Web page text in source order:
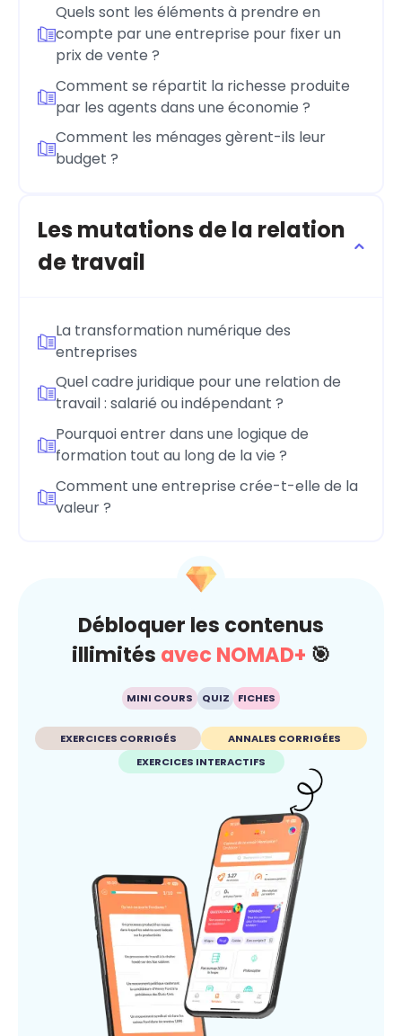
Quels sont les éléments à prendre en
compte par une entreprise pour fixer un
prix de vente ?
Comment se répartit la richesse produite
par les agents dans une économie ?
Comment les ménages gèrent-ils leur
budget ?
Les mutations de la relation
de travail
La transformation numérique des
entreprises
Quel cadre juridique pour une relation de
travail : salarié ou indépendant ?
Pourquoi entrer dans une logique de
formation tout au long de la vie ?
Comment une entreprise crée-t-elle de la
valeur ?
Débloquer les contenus
illimités avec NOMAD+ 🎯
MINI COURS QUIZ FICHES
EXERCICES CORRIGÉS
ANNALES CORRIGÉES
EXERCICES INTERACTIFS